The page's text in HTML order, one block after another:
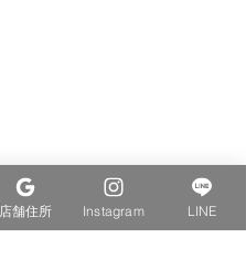
店舗住所 Instagram LINE